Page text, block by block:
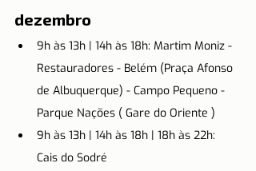
dezembro
9h às 13h | 14h às 18h: Martim Moniz -
Restauradores - Belém (Praça Afonso
de Albuquerque) - Campo Pequeno -
Parque Nações ( Gare do Oriente )
9h às 13h | 14h às 18h | 18h às 22h:
Cais do Sodré